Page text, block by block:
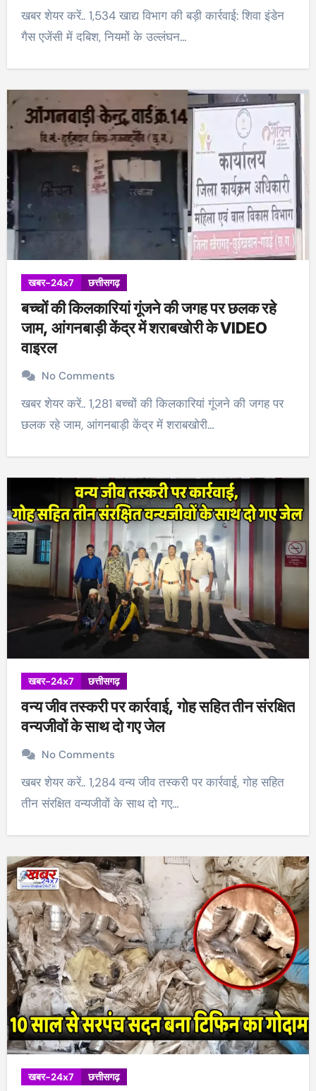
खबर शेयर करें.. 1,534 खाद्य विभाग की बड़ी कार्रवाई: शिवा इंडेन
गैस एजेंसी में दबिश, नियमों के उल्लंघन…
खबर-24x7 छत्तीसगढ़
बच्चों की किलकारियां गूंजने की जगह पर छलक रहे
जाम, आंगनबाड़ी केंद्र में शराबखोरी के VIDEO
वाइरल
No Comments
खबर शेयर करें.. 1,281 बच्चों की किलकारियां गूंजने की जगह पर
छलक रहे जाम, आंगनबाड़ी केंद्र में शराबखोरी…
खबर-24x7 छत्तीसगढ़
वन्य जीव तस्करी पर कार्रवाई, गोह सहित तीन संरक्षित
वन्यजीवों के साथ दो गए जेल
No Comments
खबर शेयर करें.. 1,284 वन्य जीव तस्करी पर कार्रवाई, गोह सहित
तीन संरक्षित वन्यजीवों के साथ दो गए…
खबर-24x7 छत्तीसगढ़